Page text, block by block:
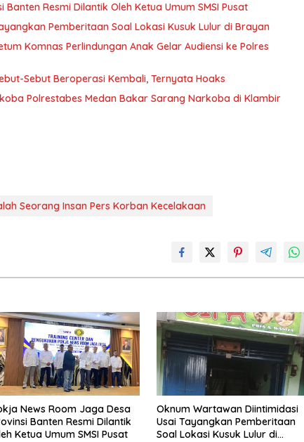
Resmi Dilantik Oleh Ketua Umum SMSI Pusat
Pemberitaan Soal Lokasi Kusuk Lulur di Brayan
Komnas Perlindungan Anak Gelar Audiensi ke Polres
Sebut Beroperasi Kembali, Ternyata Hoaks
Polrestabes Medan Bakar Sarang Narkoba di Klambir
Seorang Insan Pers Korban Kecelakaan
News Room Jaga Desa
Banten Resmi Dilantik
Ketua Umum SMSI Pusat
Oknum Wartawan Diintimidasi
Usai Tayangkan Pemberitaan
Soal Lokasi Kusuk Lulur di